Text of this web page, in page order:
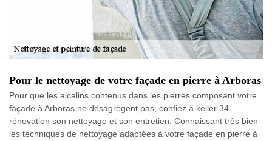
Pour le nettoyage de votre façade en pierre à Arboras
Pour que les alcalins contenus dans les pierres composant votre
façade à Arboras ne désagrègent pas, confiez à keller 34
rénovation son nettoyage et son entretien. Connaissant très bien
les techniques de nettoyage adaptées à votre façade en pierre à